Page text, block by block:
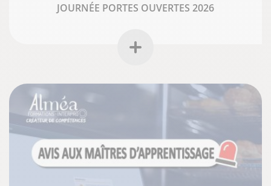
JOURNÉE PORTES OUVERTES 2026